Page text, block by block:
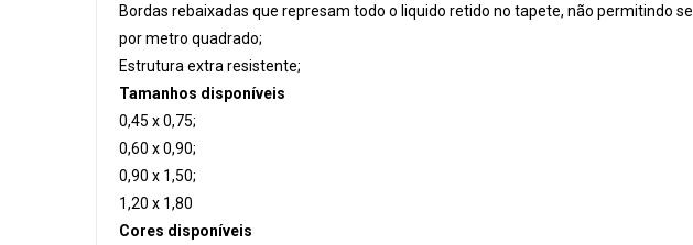
Bordas rebaixadas que represam todo o liquido retido no tapete, não permitindo
por metro quadrado;
Estrutura extra resistente;
Tamanhos disponíveis
0,45 x 0,75;
0,60 x 0,90;
0,90 x 1,50;
1,20 x 1,80
Cores disponíveis